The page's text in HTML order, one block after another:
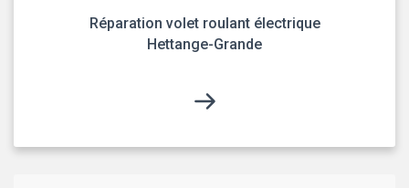
Réparation volet roulant électrique
Hettange-Grande